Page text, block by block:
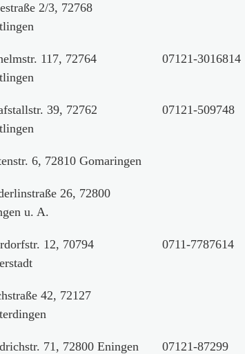
2/3, 72768
117, 72764
07121-3016814
39, 72762
07121-509748
6, 72810 Gomaringen
26, 72800
u. A.
12, 70794
0711-7787614
42, 72127
71, 72800 Eningen
07121-87299